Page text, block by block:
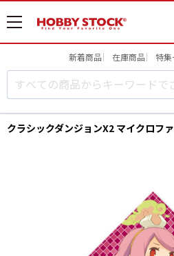
メ
ニ
開
新着商品 在庫商品 特集
クラシックダンジョンX2 マイクロフ